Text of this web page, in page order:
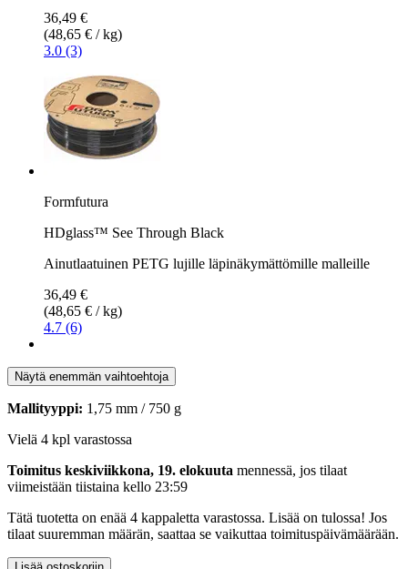
36,49 €
(48,65 € / kg)
3.0 (3)
Formfutura
HDglass™ See Through Black
Ainutlaatuinen PETG lujille läpinäkymättömille malleille
36,49 €
(48,65 € / kg)
4.7 (6)
Näytä enemmän vaihtoehtoja
Mallityyppi: 1,75 mm / 750 g
Vielä 4 kpl varastossa
Toimitus keskiviikkona, 19. elokuuta mennessä, jos tilaat
viimeistään tiistaina kello 23:59
Tätä tuotetta on enää 4 kappaletta varastossa. Lisää on tulossa! Jos
tilaat suuremman määrän, saattaa se vaikuttaa toimituspäivämäärään.